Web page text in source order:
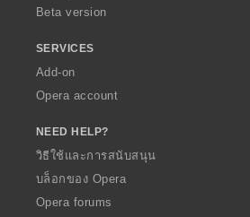
Beta version
SERVICES
Add-on
Opera account
NEED HELP?
วิธีใช้และการสนับสนุน
บล็อกของ Opera
Opera forums